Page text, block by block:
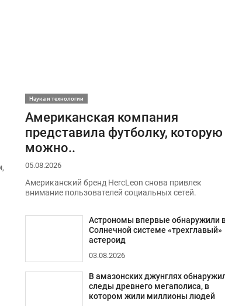
Наука и технологии
Американская компания
представила футболку, которую
можно..
05.08.2026
Американский бренд HercLeon снова привлек
внимание пользователей социальных сетей.
Астрономы впервые обнаружили
Солнечной системе «трехглавый»
астероид
03.08.2026
В амазонских джунглях
следы древнего мегаполиса, в
котором жили миллионы людей